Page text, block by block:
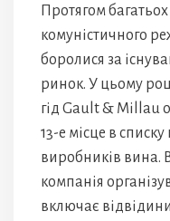
Протягом
комуністичного
боролися за
ринок. У цьому
гід Gault & Millau
13-е місце в
виробників вина.
компанія
включає відвідини